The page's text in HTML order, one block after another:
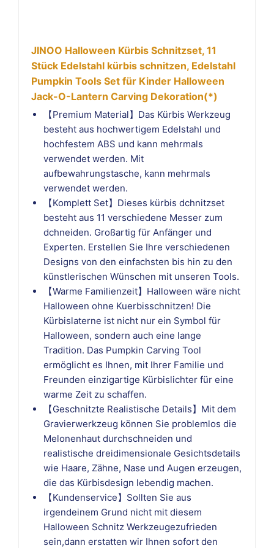
JINOO Halloween Kürbis Schnitzset, 11
Stück Edelstahl kürbis schnitzen, Edelstahl
Pumpkin Tools Set für Kinder Halloween
Jack-O-Lantern Carving Dekoration(*)
【Premium Material】Das Kürbis Werkzeug
besteht aus hochwertigem Edelstahl und
hochfestem ABS und kann mehrmals
verwendet werden. Mit
aufbewahrungstasche, kann mehrmals
verwendet werden.
【Komplett Set】Dieses kürbis dchnitzset
besteht aus 11 verschiedene Messer zum
dchneiden. Großartig für Anfänger und
Experten. Erstellen Sie Ihre verschiedenen
Designs von den einfachsten bis hin zu den
künstlerischen Wünschen mit unseren Tools.
【Warme Familienzeit】Halloween wäre nicht
Halloween ohne Kuerbisschnitzen! Die
Kürbislaterne ist nicht nur ein Symbol für
Halloween, sondern auch eine lange
Tradition. Das Pumpkin Carving Tool
ermöglicht es Ihnen, mit Ihrer Familie und
Freunden einzigartige Kürbislichter für eine
warme Zeit zu schaffen.
【Geschnitzte Realistische Details】Mit dem
Gravierwerkzeug können Sie problemlos die
Melonenhaut durchschneiden und
realistische dreidimensionale Gesichtsdetails
wie Haare, Zähne, Nase und Augen erzeugen,
die das Kürbisdesign lebendig machen.
【Kundenservice】Sollten Sie aus
irgendeinem Grund nicht mit diesem
Halloween Schnitz Werkzeugezufrieden
sein,dann erstatten wir Ihnen sofort den